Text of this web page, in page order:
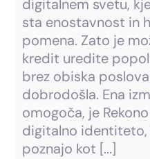
digitalnem svetu,
sta enostavnost in
pomena. Zato je
kredit uredite
brez obiska
dobrodošla. Ena
omogoča, je
digitalno identiteto,
poznajo kot [...]